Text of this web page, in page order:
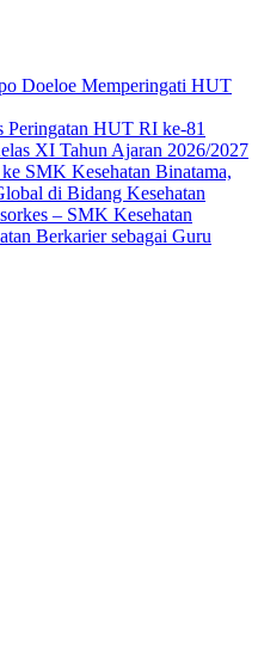
Doeloe Memperingati HUT
Peringatan HUT RI ke-81
XI Tahun Ajaran 2026/2027
SMK Kesehatan Binatama,
di Bidang Kesehatan
– SMK Kesehatan
Berkarier sebagai Guru